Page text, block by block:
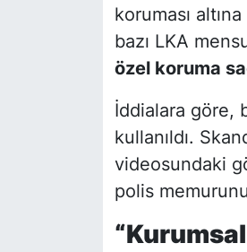
koruması
bazı LKA
özel koruma
İddialara göre,
kullanıldı.
videosundaki
polis